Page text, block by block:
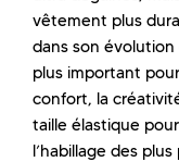
vêtement plus
dans son
plus important
confort, la
taille élastique
l’habillage des